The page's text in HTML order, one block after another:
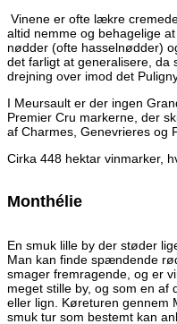
Vinene er ofte lækre
altid nemme og behagelige
nødder (ofte hasselnødder)
det farligt at generalisere, da
drejning over imod det
I Meursault er der ingen
Premier Cru markerne, der
af Charmes, Genevrieres og
Cirka 448 hektar vinmarker,
Monthélie
En smuk lille by der støder
Man kan finde spændende
smager fremragende, og er
meget stille by, og som en af
eller lign. Køreturen gennem
smuk tur som bestemt kan